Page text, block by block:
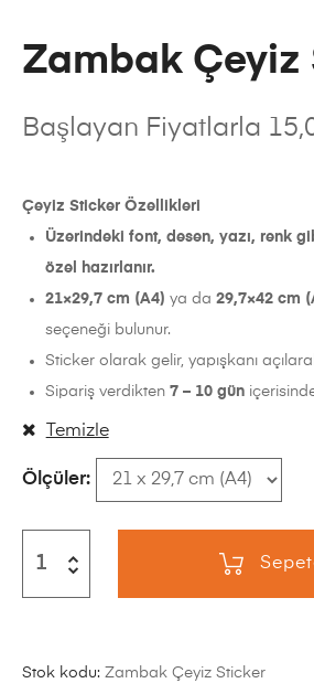
Zambak Çeyiz
Başlayan Fiyatlarla
Çeyiz Sticker Özellikleri
Üzerindeki font, desen, yazı, renk
özel hazırlanır.
21×29,7 cm (A4) ya da 29,7×42 cm
seçeneği bulunur.
Sticker olarak gelir, yapışkanı
Sipariş verdikten 7 – 10 gün
Ölçüler
Temizle
Stok kodu: Zambak Çeyiz Sticker